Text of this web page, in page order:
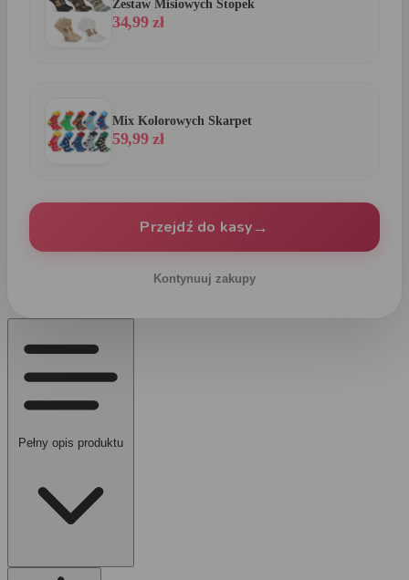
Zestaw Misiowych Stopek
34,99 zł
Mix Kolorowych Skarpet
59,99 zł
Przejdź do kasy→
Kontynuuj zakupy
Pełny opis produktu